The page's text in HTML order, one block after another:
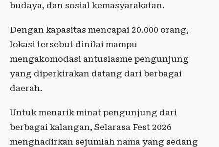
budaya, dan sosial kemasyarakatan.
Dengan kapasitas mencapai 20.000 orang,
lokasi tersebut dinilai mampu
mengakomodasi antusiasme pengunjung
yang diperkirakan datang dari berbagai
daerah.
Untuk menarik minat pengunjung dari
berbagai kalangan, Selarasa Fest 2026
menghadirkan sejumlah nama yang sedang